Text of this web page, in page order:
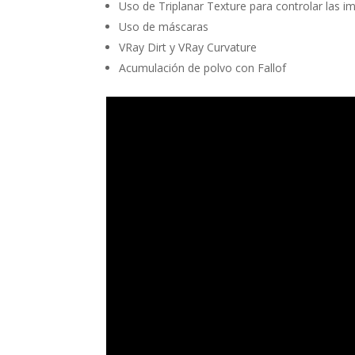
Uso de Triplanar Texture para controlar las
Uso de máscaras
VRay Dirt y VRay Curvature
Acumulación de polvo con Fallof